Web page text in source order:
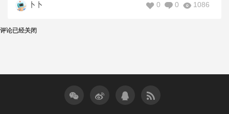
卜卜 1086
0
0
评论已经关闭